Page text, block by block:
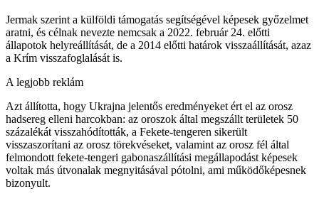
Jermak szerint a külföldi támogatás segítségével képesek győzelmet
aratni, és célnak nevezte nemcsak a 2022. február 24. előtti
állapotok helyreállítását, de a 2014 előtti határok visszaállítását, azaz
a Krím visszafoglalását is.
A legjobb reklám
Azt állította, hogy Ukrajna jelentős eredményeket ért el az orosz
hadsereg elleni harcokban: az oroszok által megszállt területek 50
százalékát visszahódították, a Fekete-tengeren sikerült
visszaszorítani az orosz törekvéseket, valamint az orosz fél által
felmondott fekete-tengeri gabonaszállítási megállapodást képesek
voltak más útvonalak megnyitásával pótolni, ami működőképesnek
bizonyult.